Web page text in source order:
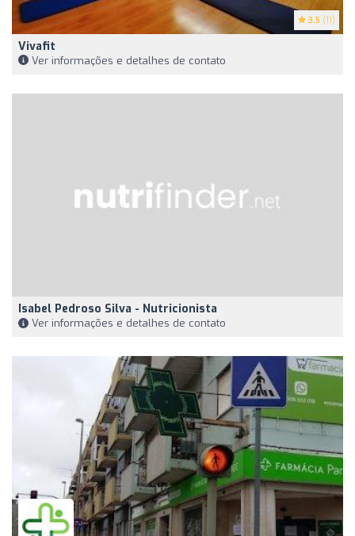
3.5 (11)
Vivafit
Ver informações e detalhes de contato
Isabel Pedroso Silva - Nutricionista
Ver informações e detalhes de contato